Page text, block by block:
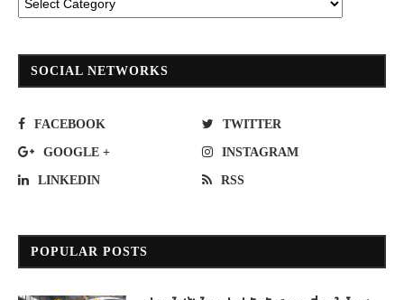
SOCIAL NETWORKS
FACEBOOK TWITTER
GOOGLE + INSTAGRAM
LINKEDIN RSS
POPULAR POSTS